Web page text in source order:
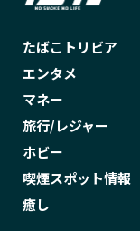
たばこトリビア
エンタメ
マネー
旅行/レジャー
ホビー
喫煙スポット情報
癒し